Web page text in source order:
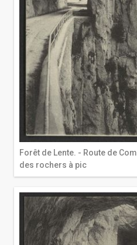
Forêt de Lente. - Route de
des rochers à pic